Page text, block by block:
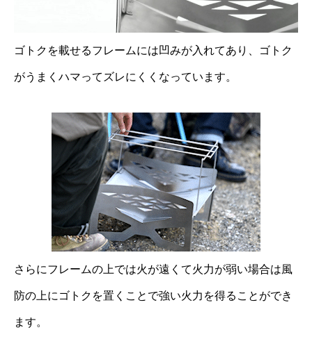
ゴトクを載せるフレームには凹みが入れてあり、ゴトク
がうまくハマってズレにくくなっています。
さらにフレームの上では火が遠くて火力が弱い場合は風
防の上にゴトクを置くことで強い火力を得ることができ
ます。